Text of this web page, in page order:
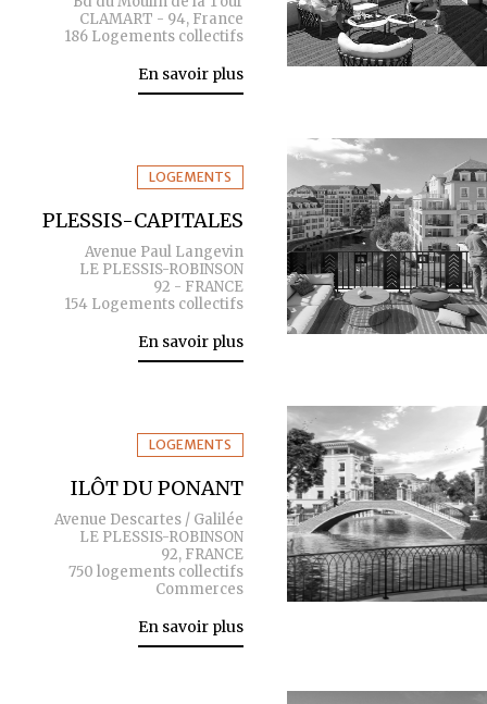
CLAMART - 94, France
186 Logements collectifs
En savoir plus
LOGEMENTS
PLESSIS-CAPITALES
Avenue Paul Langevin
LE PLESSIS-ROBINSON
92 - FRANCE
154 Logements collectifs
En savoir plus
LOGEMENTS
ILÔT DU PONANT
Avenue Descartes / Galilée
LE PLESSIS-ROBINSON
92, FRANCE
750 logements collectifs
Commerces
En savoir plus